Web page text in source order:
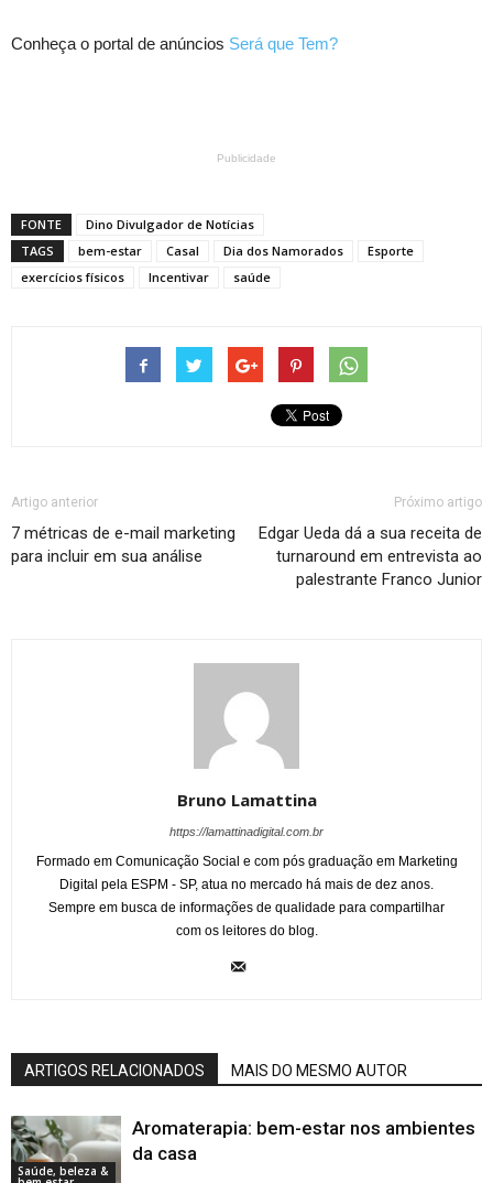
Conheça o portal de anúncios Será que Tem?
Publicidade
FONTE
Dino Divulgador de Notícias
TAGS
bem-estar Casal Dia dos Namorados
Esporte
exercícios físicos
Incentivar saúde
Artigo anterior
7 métricas de e-mail marketing
para incluir em sua análise
Próximo artigo
Edgar Ueda dá a sua receita de
turnaround em entrevista ao
palestrante Franco Junior
Bruno Lamattina
https://lamattinadigital.com.br
Formado em Comunicação Social e com pós graduação em Marketing
Digital pela ESPM - SP, atua no mercado há mais de dez anos.
Sempre em busca de informações de qualidade para compartilhar
com os leitores do blog.
ARTIGOS RELACIONADOS MAIS DO MESMO AUTOR
Saúde, beleza &
Aromaterapia: bem-estar nos ambientes
da casa